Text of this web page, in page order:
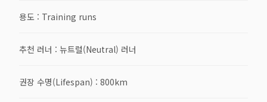
용도 : Training runs
추천 러너 : 뉴트럴(Neutral) 러너
권장 수명(Lifespan) : 800km